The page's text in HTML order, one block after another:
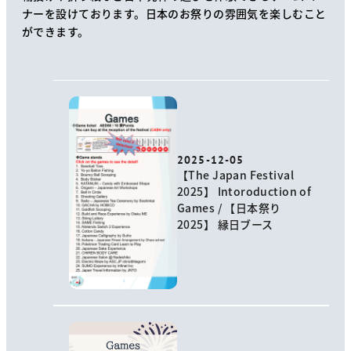
ナーを設けております。日本のお祭りの雰囲気を楽しむこと
ができます。
2025-12-05
【The Japan Festival
2025】 Intoroduction of
Games / 【日本祭り
2025】 縁日ブース